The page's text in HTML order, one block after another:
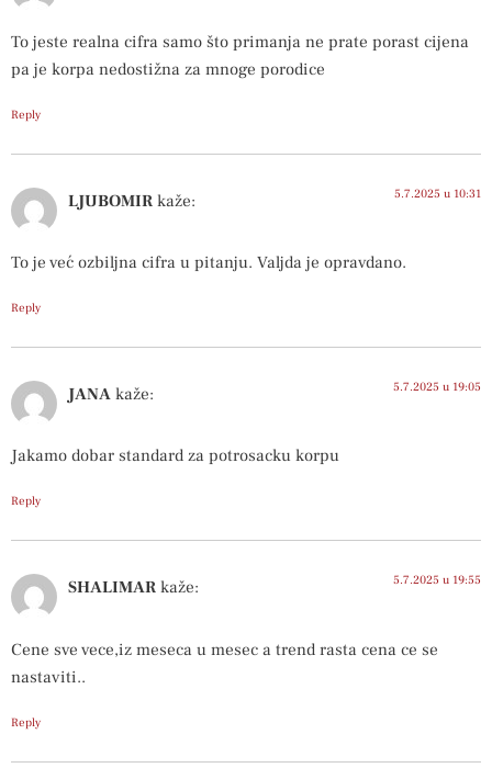
To jeste realna cifra samo što primanja ne prate porast cijena
pa je korpa nedostižna za mnoge porodice
Reply
LJUBOMIR kaže: 5.7.2025 u 10:31
To je već ozbiljna cifra u pitanju. Valjda je opravdano.
Reply
JANA kaže: 5.7.2025 u 19:05
Jakamo dobar standard za potrosacku korpu
Reply
SHALIMAR kaže: 5.7.2025 u 19:55
Cene sve vece,iz meseca u mesec a trend rasta cena ce se
nastaviti..
Reply